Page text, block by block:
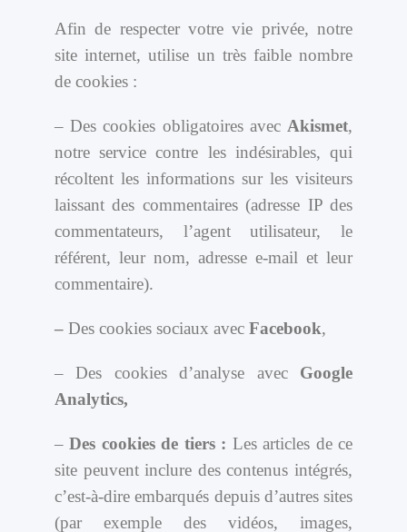
Afin de respecter votre vie privée, notre
site internet, utilise un très faible nombre
de cookies :
– Des cookies obligatoires avec Akismet,
notre service contre les indésirables, qui
récoltent les informations sur les visiteurs
laissant des commentaires (adresse IP des
commentateurs, l’agent utilisateur, le
référent, leur nom, adresse e-mail et leur
commentaire).
– Des cookies sociaux avec Facebook,
– Des cookies d’analyse avec Google
Analytics,
–Des cookies de tiers : Les articles de ce
site peuvent inclure des contenus intégrés,
c’est-à-dire embarqués depuis d’autres sites
(par exemple des vidéos, images,